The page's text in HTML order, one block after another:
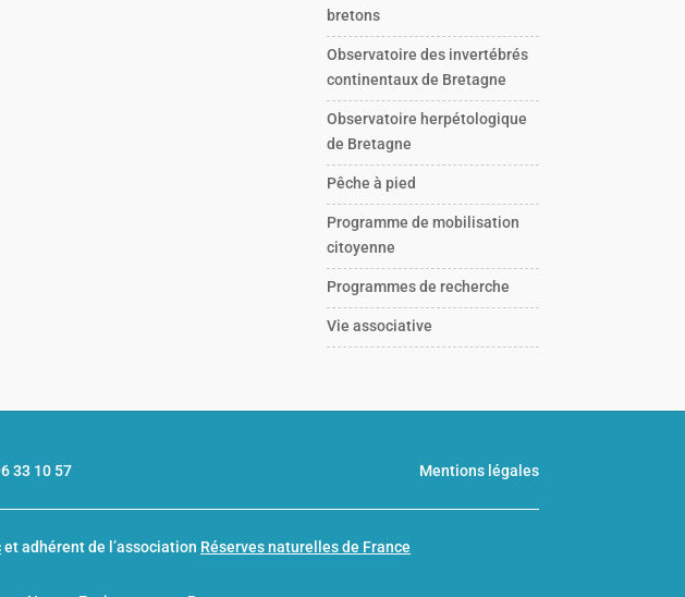
bretons
Observatoire des invertébrés
continentaux de Bretagne
Observatoire herpétologique
de Bretagne
Pêche à pied
Programme de mobilisation
citoyenne
Programmes de recherche
Vie associative
33 10 57 Mentions légales
et adhérent de l’association Réserves naturelles de France